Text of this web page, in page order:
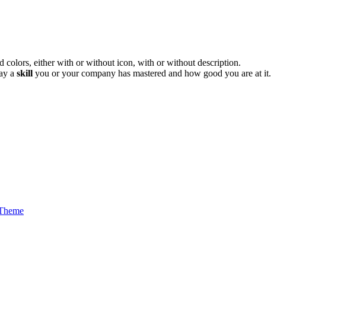
colors, either with or without icon, with or without description.
a skill you or your company has mastered and how good you are at it.